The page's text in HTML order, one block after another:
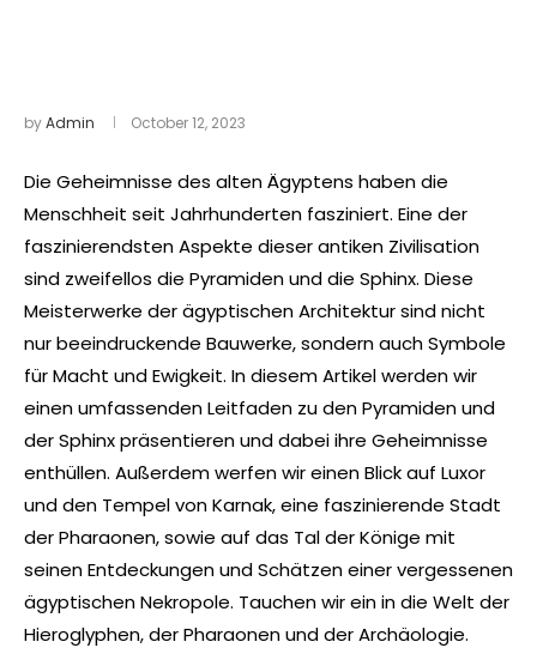
byAdmin October 12, 2023
Die Geheimnisse des alten Ägyptens haben die
Menschheit seit Jahrhunderten fasziniert. Eine der
faszinierendsten Aspekte dieser antiken Zivilisation
sind zweifellos die Pyramiden und die Sphinx. Diese
Meisterwerke der ägyptischen Architektur sind nicht
nur beeindruckende Bauwerke, sondern auch Symbole
für Macht und Ewigkeit. In diesem Artikel werden wir
einen umfassenden Leitfaden zu den Pyramiden und
der Sphinx präsentieren und dabei ihre Geheimnisse
enthüllen. Außerdem werfen wir einen Blick auf Luxor
und den Tempel von Karnak, eine faszinierende Stadt
der Pharaonen, sowie auf das Tal der Könige mit
seinen Entdeckungen und Schätzen einer vergessenen
ägyptischen Nekropole. Tauchen wir ein in die Welt der
Hieroglyphen, der Pharaonen und der Archäologie.